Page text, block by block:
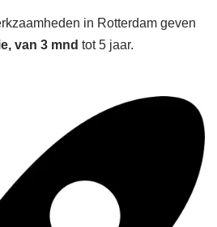
in Rotterdam geven
van 3 mnd tot 5 jaar.